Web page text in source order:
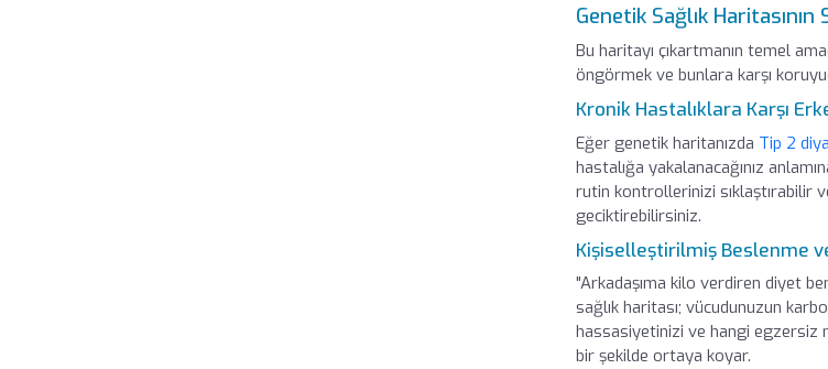
Genetik Sağlık Haritasının
Bu haritayı çıkartmanın temel
öngörmek ve bunlara karşı
Kronik Hastalıklara Karşı
Eğer genetik haritanızda Tip 2
hastalığa yakalanacağınız
rutin kontrollerinizi sıklaştırabilir
geciktirebilirsiniz.
Kişiselleştirilmiş Beslenme
"Arkadaşıma kilo verdiren diyet
sağlık haritası; vücudunuzun
hassasiyetinizi ve hangi egzersiz
bir şekilde ortaya koyar.